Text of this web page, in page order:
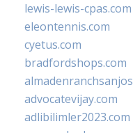
lewis-lewis-cpas.com
eleontennis.com
cyetus.com
bradfordshops.com
advocatevijay.com
adlibilimler2023.com